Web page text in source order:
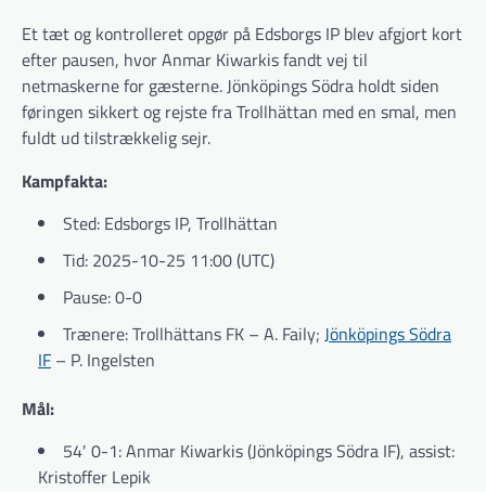
Et tæt og kontrolleret opgør på Edsborgs IP blev afgjort kort
efter pausen, hvor Anmar Kiwarkis fandt vej til
netmaskerne for gæsterne. Jönköpings Södra holdt siden
føringen sikkert og rejste fra Trollhättan med en smal, men
fuldt ud tilstrækkelig sejr.
Kampfakta:
Sted: Edsborgs IP, Trollhättan
Tid: 2025-10-25 11:00 (UTC)
Pause: 0-0
Trænere: Trollhättans FK – A. Faily; Jönköpings Södra
IF – P. Ingelsten
Mål:
54′ 0-1: Anmar Kiwarkis (Jönköpings Södra IF), assist:
Kristoffer Lepik